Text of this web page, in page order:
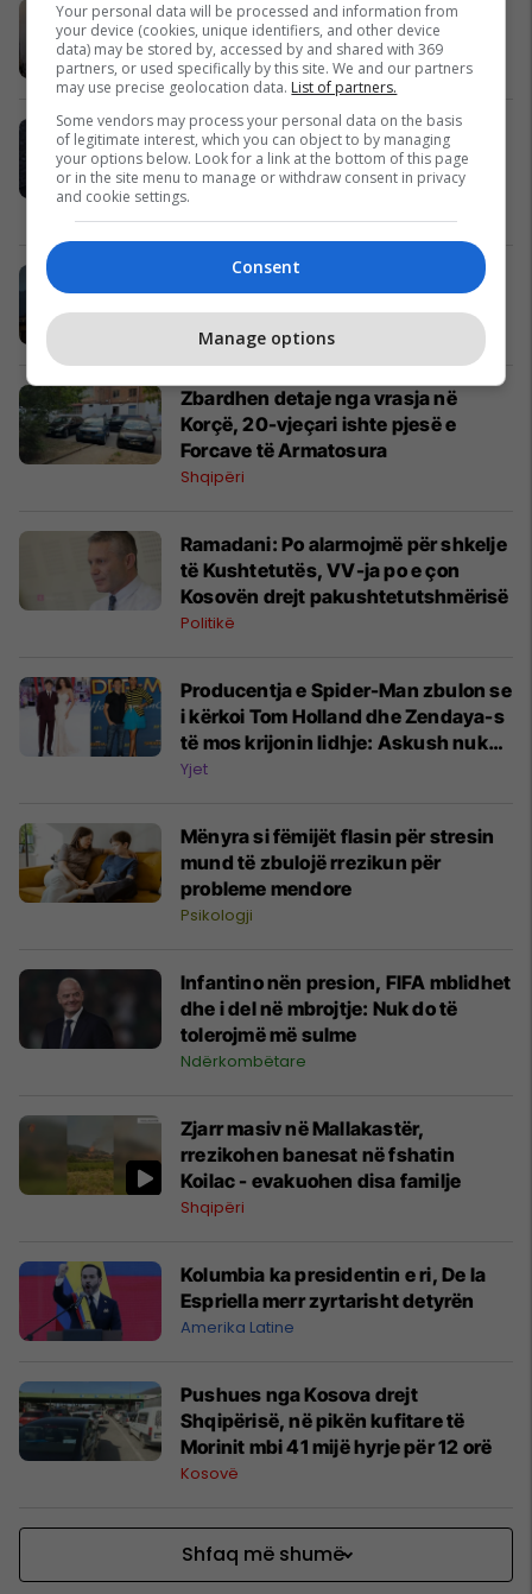
Të dielën nuk do të ketë kufizim për
kamionët mbi 20 tonë
Të Tjera
Shawn Mendes konfirmon
romancën me modelen Bruna
Marquezine
Zjarr pranë liqenit më të madh në
Evropa
Zbardhen detaje nga vrasja në
Korçë, 20-vjeçari ishte pjesë e
Forcave të Armatosura
Shqipëri
Ramadani: Po alarmojmë për shkelje
të Kushtetutës, VV-ja po e çon
Kosovën drejt pakushtetutshmërisë
Politikë
Producentja e Spider-Man zbulon se
i kërkoi Tom Holland dhe Zendaya-s
të mos krijonin lidhje: Askush nuk
më dëgjon kurrë
Yjet
Mënyra si fëmijët flasin për stresin
mund të zbulojë rrezikun për
probleme mendore
Psikologji
Infantino nën presion, FIFA mblidhet
dhe i del në mbrojtje: Nuk do të
tolerojmë më sulme
Ndërkombëtare
Zjarr masiv në Mallakastër,
rrezikohen banesat në fshatin
Koilac - evakuohen disa familje
Shqipëri
Kolumbia ka presidentin e ri, De la
Espriella merr zyrtarisht detyrën
Amerika Latine
​Pushues nga Kosova drejt
Shqipërisë, në pikën kufitare të
Morinit mbi 41 mijë hyrje për 12 orë
Kosovë
Shfaq më shumë
Your personal data will be processed and information from
your device (cookies, unique identifiers, and other device
data) may be stored by, accessed by and shared with 369
partners, or used specifically by this site. We and our partners
may use precise geolocation data. List of partners.
Some vendors may process your personal data on the basis
of legitimate interest, which you can object to by managing
your options below. Look for a link at the bottom of this page
or in the site menu to manage or withdraw consent in privacy
and cookie settings.
Consent
Manage options